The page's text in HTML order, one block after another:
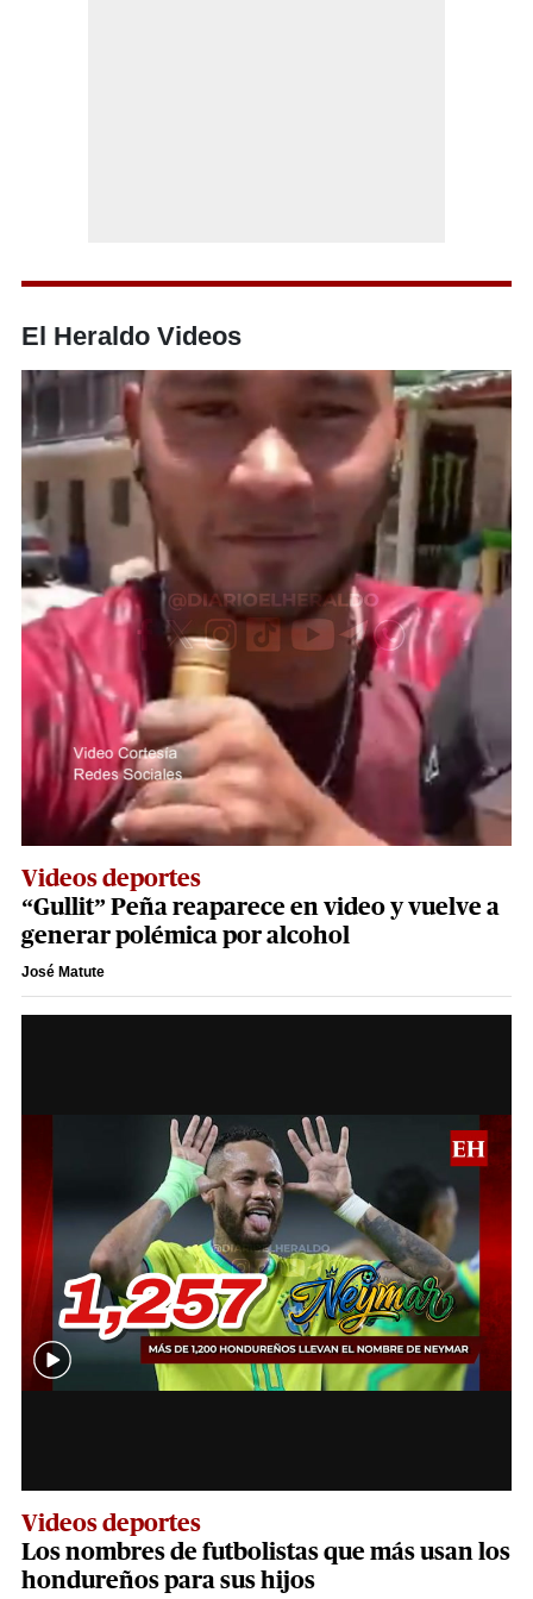
El Heraldo Videos
Videos deportes
“Gullit” Peña reaparece en video y vuelve a
generar polémica por alcohol
José Matute
Videos deportes
Los nombres de futbolistas que más usan los
hondureños para sus hijos